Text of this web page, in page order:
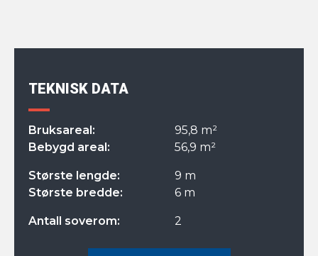
TEKNISK DATA
Bruksareal:
95,8 m²
Bebygd areal:
56,9 m²
Største lengde:
9 m
Største bredde:
6 m
Antall soverom: 2